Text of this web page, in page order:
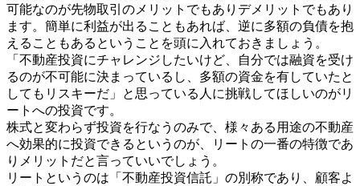
可能なのが先物取引のメリットでもありデメリットでもあり
ます。簡単に利益が出ることもあれば、逆に多額の負債を抱
えることもあるということを頭に入れておきましょう。
「不動産投資にチャレンジしたいけど、自分では融資を受け
るのが不可能に決まっているし、多額の資金を有していたと
してもリスキーだ」と思っている人に挑戦してほしいのがリ
ートへの投資です。
株式と変わらず投資を行なうのみで、様々ある用途の不動産
へ効果的に投資できるというのが、リートの一番の特徴であ
りメリットだと言っていいでしょう。
リートというのは「不動産投資信託」の別称であり、顧客よ